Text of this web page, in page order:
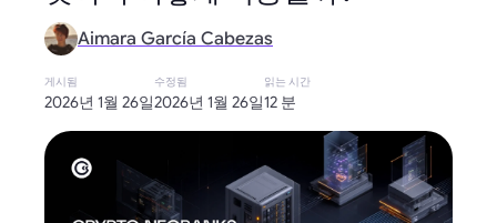
Aimara García Cabezas
게시됨
2026년 1월 26일
수정됨
2026년 1월 26일
읽는 시간
12 분